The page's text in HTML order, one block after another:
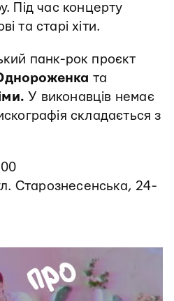
Під час концерту
та старі хіти.
панк-рок проєкт
та
У виконавців немає
складається з
Старознесенська, 24-